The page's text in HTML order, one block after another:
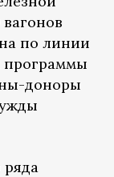
по линии
программы
доноры